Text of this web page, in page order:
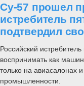
Су-57 прошел
истребитель
подтвердил
Российский
воспринимать как
только на авиасалонах
промышленности.